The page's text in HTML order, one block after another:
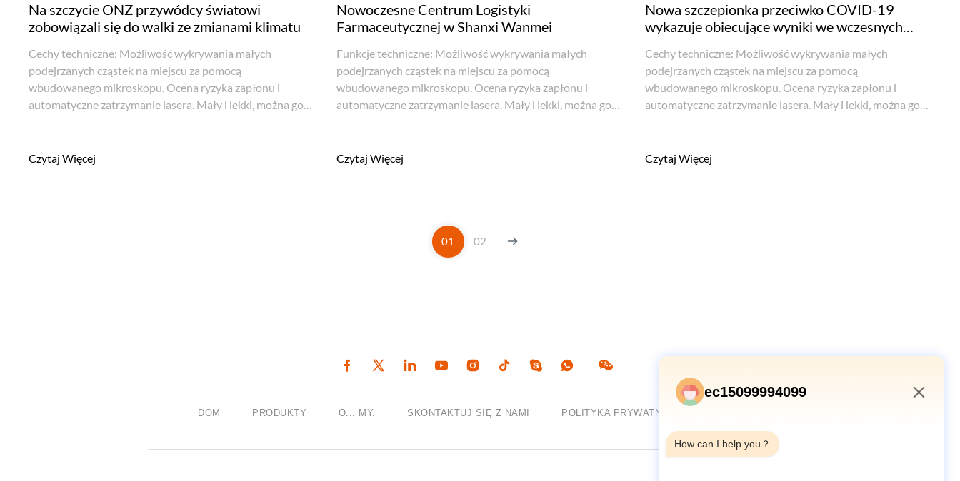
Na szczycie ONZ przywódcy światowi
zobowiązali się do walki ze zmianami klimatu
Cechy techniczne: Możliwość wykrywania małych
podejrzanych cząstek na miejscu za pomocą
wbudowanego mikroskopu. Ocena ryzyka zapłonu i
automatyczne zatrzymanie lasera. Mały i lekki, można go
Czytaj Więcej
Nowoczesne Centrum Logistyki
Farmaceutycznej w Shanxi Wanmei
Funkcje techniczne: Możliwość wykrywania małych
podejrzanych cząstek na miejscu za pomocą
wbudowanego mikroskopu. Ocena ryzyka zapłonu i
automatyczne zatrzymanie lasera. Mały i lekki, można go
Czytaj Więcej
Nowa szczepionka przeciwko COVID-19
wykazuje obiecujące wyniki we wczesnych
Cechy techniczne: Możliwość wykrywania małych
podejrzanych cząstek na miejscu za pomocą
wbudowanego mikroskopu. Ocena ryzyka zapłonu i
automatyczne zatrzymanie lasera. Mały i lekki, można go
Czytaj Więcej
01 02
DOM PRODUKTY O... MY. SKONTAKTUJ SIĘ Z NAMI POLITYKA PRYWATNOŚCI
ec15099994099
How can I help you？